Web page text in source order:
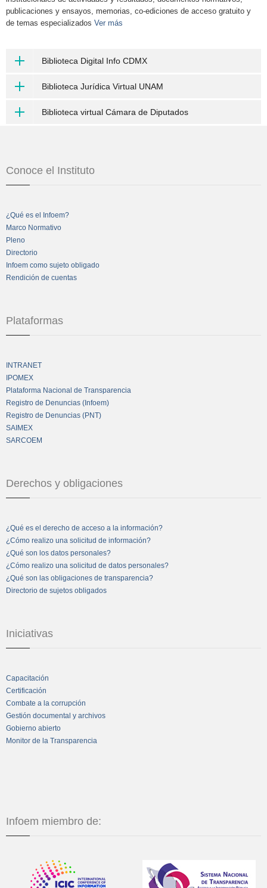
publicaciones y ensayos, memorias, co-ediciones de acceso gratuito y
de temas especializados Ver más
Biblioteca Digital Info CDMX
Biblioteca Jurídica Virtual UNAM
Biblioteca virtual Cámara de Diputados
Conoce el Instituto
¿Qué es el Infoem?
Marco Normativo
Pleno
Directorio
Infoem como sujeto obligado
Rendición de cuentas
Plataformas
INTRANET
IPOMEX
Plataforma Nacional de Transparencia
Registro de Denuncias (Infoem)
Registro de Denuncias (PNT)
SAIMEX
SARCOEM
Derechos y obligaciones
¿Qué es el derecho de acceso a la información?
¿Cómo realizo una solicitud de información?
¿Qué son los datos personales?
¿Cómo realizo una solicitud de datos personales?
¿Qué son las obligaciones de transparencia?
Directorio de sujetos obligados
Iniciativas
Capacitación
Certificación
Combate a la corrupción
Gestión documental y archivos
Gobierno abierto
Monitor de la Transparencia
Infoem miembro de: